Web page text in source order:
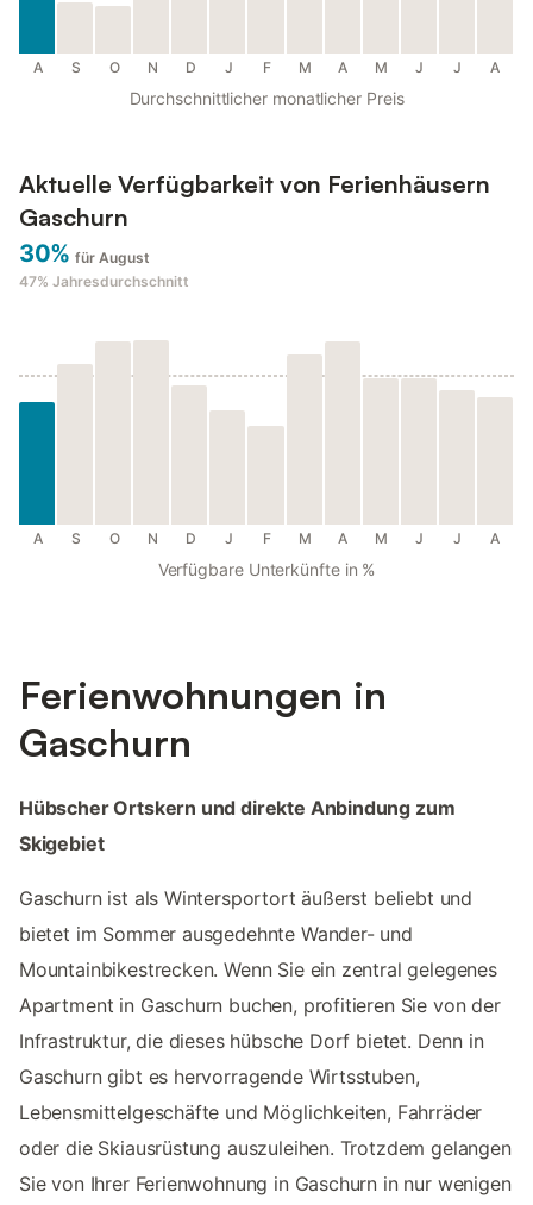
A S O N D J F M A M J J A
Durchschnittlicher monatlicher Preis
Aktuelle Verfügbarkeit von Ferienhäusern
Gaschurn
30% für August
47% Jahresdurchschnitt
A S O N D J F M A M J J A
Verfügbare Unterkünfte in %
Ferienwohnungen in
Gaschurn
Hübscher Ortskern und direkte Anbindung zum
Skigebiet
Gaschurn ist als Wintersportort äußerst beliebt und
bietet im Sommer ausgedehnte Wander- und
Mountainbikestrecken. Wenn Sie ein zentral gelegenes
Apartment in Gaschurn buchen, profitieren Sie von der
Infrastruktur, die dieses hübsche Dorf bietet. Denn in
Gaschurn gibt es hervorragende Wirtsstuben,
Lebensmittelgeschäfte und Möglichkeiten, Fahrräder
oder die Skiausrüstung auszuleihen. Trotzdem gelangen
Sie von Ihrer Ferienwohnung in Gaschurn in nur wenigen